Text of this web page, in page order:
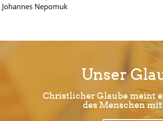
Nepomuk
Unser
Christlicher Glaube meint
des Menschen